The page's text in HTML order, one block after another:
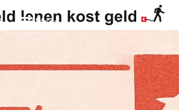
Menu